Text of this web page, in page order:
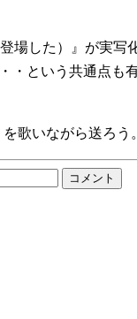
場した）』が実
・という共通点も
歌いながら送ろう。